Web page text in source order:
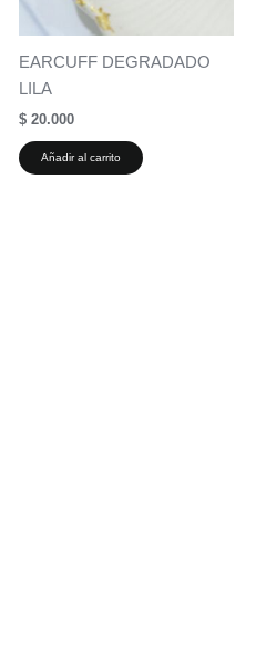
EARCUFF DEGRADADO
LILA
$ 20.000
Añadir al carrito